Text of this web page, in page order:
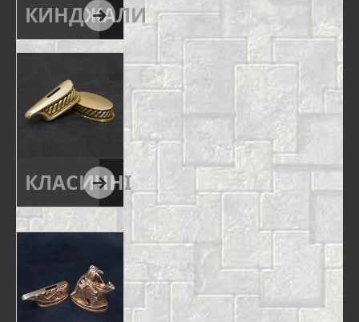
КИНДЖАЛИ
КЛАСИЧНІ